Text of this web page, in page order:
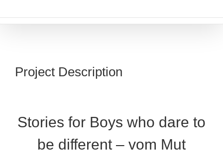
Project Description
Stories for Boys who dare to
be different – vom Mut